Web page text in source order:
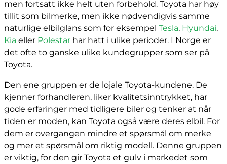
men fortsatt ikke helt uten forbehold. Toyota har høy
tillit som bilmerke, men ikke nødvendigvis samme
naturlige elbilglans som for eksempel Tesla, Hyundai,
Kia eller Polestar har hatt i ulike perioder. I Norge er
det ofte to ganske ulike kundegrupper som ser på
Toyota.
Den ene gruppen er de lojale Toyota-kundene. De
kjenner forhandleren, liker kvalitetsinntrykket, har
gode erfaringer med tidligere biler og tenker at når
tiden er moden, kan Toyota også være deres elbil. For
dem er overgangen mindre et spørsmål om merke
og mer et spørsmål om riktig modell. Denne gruppen
er viktig, for den gir Toyota et gulv i markedet som